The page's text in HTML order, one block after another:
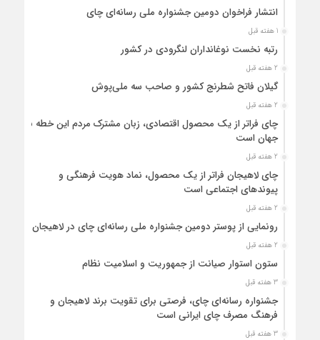
انتشار فراخوان دومین جشنواره ملی رسانه‌ای چای
1 هفته قبل
رتبه نخست نوغانداران لنگرودی در کشور
2 هفته قبل
گیلان فاتح شطرنج کشور و صاحب سه ملی‌پوش
2 هفته قبل
چای فراتر از یک محصول اقتصادی، زبان مشترک مردم این خطه با
جهان است
2 هفته قبل
چای لاهیجان فراتر از یک محصول، نماد هویت فرهنگی و
پیوندهای اجتماعی است
2 هفته قبل
رونمایی از پوستر دومین جشنواره ملی رسانه‌ای چای در لاهیجان
2 هفته قبل
ستون استوار صیانت از جمهوریت و اسلامیت نظام
3 هفته قبل
جشنواره رسانه‌ای چای، فرصتی برای تقویت برند لاهیجان و
فرهنگ مصرف چای ایرانی است
3 هفته قبل